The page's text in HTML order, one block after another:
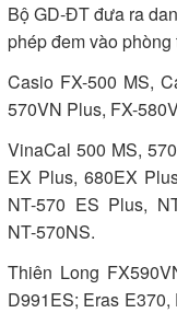
Bộ GD-ĐT đưa ra
phép đem vào
Casio FX-500 MS,
570VN Plus, FX-
VinaCal 500 MS,
EX Plus, 680EX
NT-570 ES Plus,
NT-570NS.
Thiên Long
D991ES; Eras